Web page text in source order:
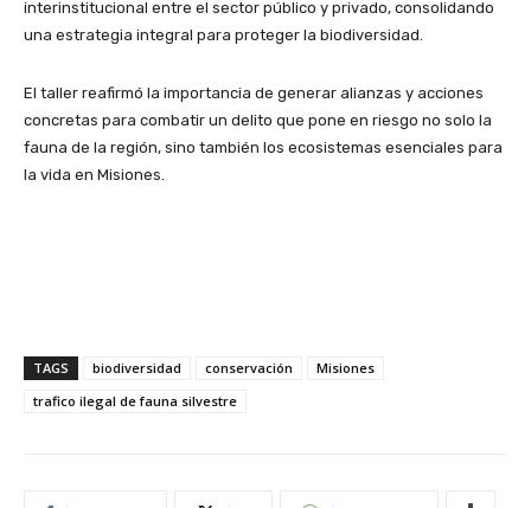
interinstitucional entre el sector público y privado, consolidando
una estrategia integral para proteger la biodiversidad.
El taller reafirmó la importancia de generar alianzas y acciones
concretas para combatir un delito que pone en riesgo no solo la
fauna de la región, sino también los ecosistemas esenciales para
la vida en Misiones.
TAGS biodiversidad conservación
Misiones
trafico ilegal de fauna silvestre